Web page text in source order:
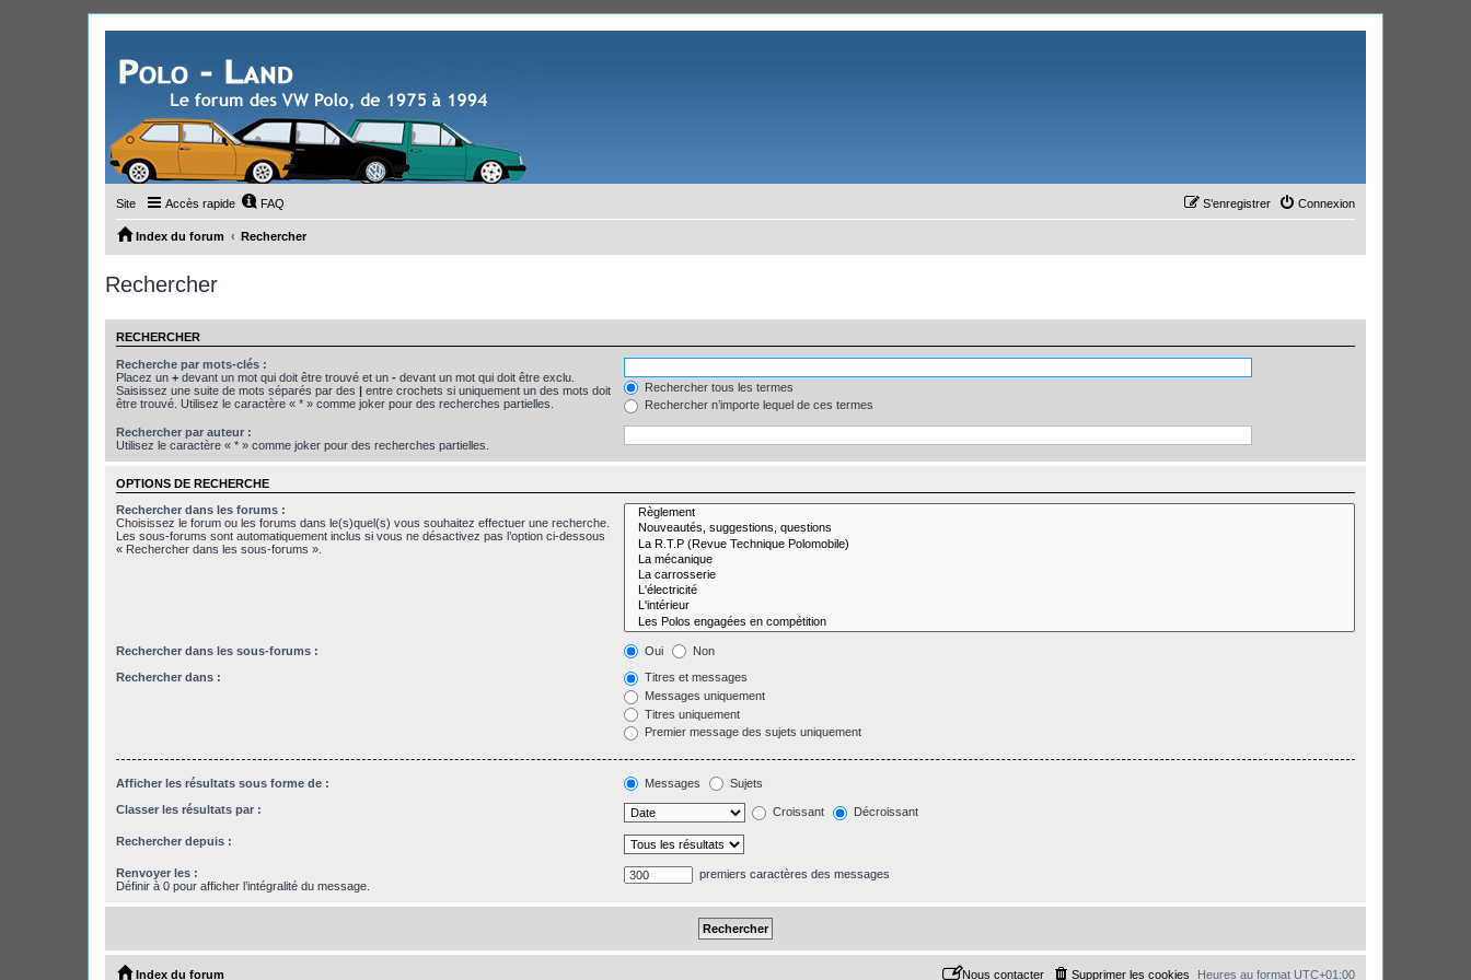
Site Accès rapide FAQ Connexion
S’enregistrer
Index du forum Rechercher
Rechercher
RECHERCHER
Recherche par mots-clés :
Placez un + devant un mot qui doit être trouvé et un - devant un mot qui doit être exclu.
Saisissez une suite de mots séparés par des | entre crochets si uniquement un des mots doit
être trouvé. Utilisez le caractère « * » comme joker pour des recherches partielles.
Rechercher tous les termes
Rechercher n’importe lequel de ces termes
Rechercher par auteur :
Utilisez le caractère « * » comme joker pour des recherches partielles.
OPTIONS DE RECHERCHE
Rechercher dans les forums :
Choisissez le forum ou les forums dans le(s)quel(s) vous souhaitez effectuer une recherche.
Les sous-forums sont automatiquement inclus si vous ne désactivez pas l’option ci-dessous
« Rechercher dans les sous-forums ».
Rechercher dans les sous-forums : Oui Non
Rechercher dans :
Titres et messages
Messages uniquement
Titres uniquement
Premier message des sujets uniquement
Afficher les résultats sous forme de : Messages Sujets
Classer les résultats par : Croissant Décroissant
Rechercher depuis :
Renvoyer les :
Définir à 0 pour afficher l’intégralité du message.
premiers caractères des messages
Index du forum Heures au format UTC+01:00
Supprimer les cookies
Nous contacter